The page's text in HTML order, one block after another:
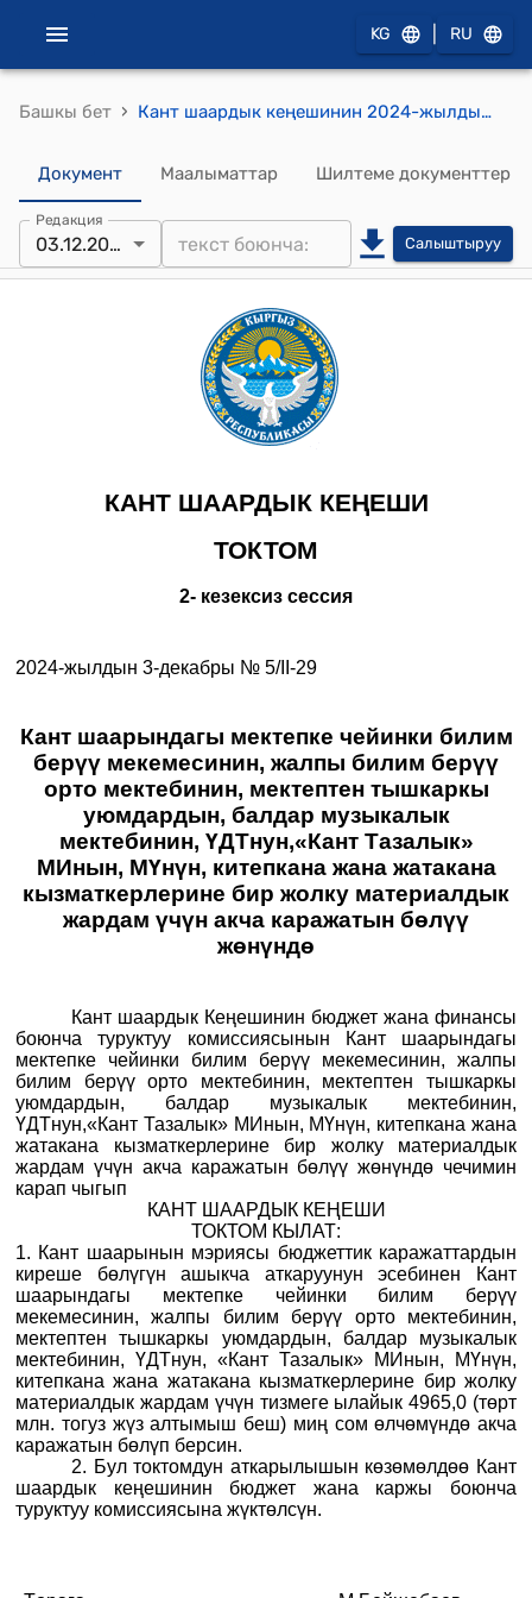
KG RU
Башкы бет › Кант шаардык кеңешинин 2024-жылдын 3-декабырындагы № 5/II-29 "Кант шаарындагы мектепке чейинки билим берүү мекемесинин, жалпы билим берүү орто мектебинин, мектептен тышкаркы уюмдардын, балдар музыкалык мектебинин, ҮДТнун,"Кант Тазалык" МИнын, МҮнүн, китепкана жана жатакана кызматкерлерине бир жолку материалдык жардам үчүн акча каражатын бөлүү жөнүндө" токтому
Документ Маалыматтар Шилтеме документтер
Редакция
03.12.2024 Салыштыруу